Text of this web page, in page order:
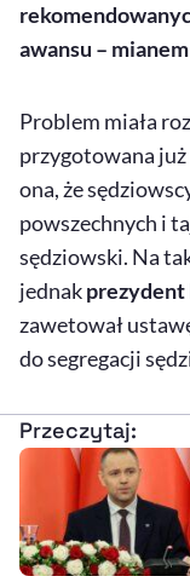
awansu –
Problem miała
przygotowana już
ona, że
powszechnych i
sędziowski. Na
jednak
zawetował
do segregacji
Przeczytaj: